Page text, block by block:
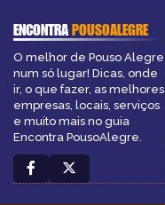
ENCONTRAPOUSOALEGRE
O melhor de Pouso Alegre
num só lugar! Dicas, onde
ir, o que fazer, as melhores
empresas, locais, serviços
e muito mais no guia
Encontra PousoAlegre.